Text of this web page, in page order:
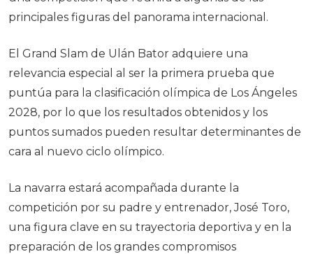
principales figuras del panorama internacional.
El Grand Slam de Ulán Bator adquiere una
relevancia especial al ser la primera prueba que
puntúa para la clasificación olímpica de Los Ángeles
2028, por lo que los resultados obtenidos y los
puntos sumados pueden resultar determinantes de
cara al nuevo ciclo olímpico.
La navarra estará acompañada durante la
competición por su padre y entrenador, José Toro,
una figura clave en su trayectoria deportiva y en la
preparación de los grandes compromisos